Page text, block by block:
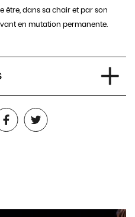
être, dans sa chair et par son
en mutation permanente.
Gruwez
Van Cauwenberghe, Elko
Lee